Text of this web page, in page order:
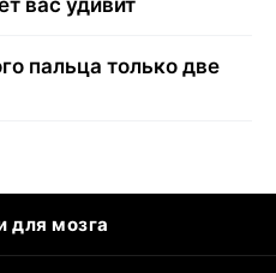
пальца только две
для мозга
океанариуме